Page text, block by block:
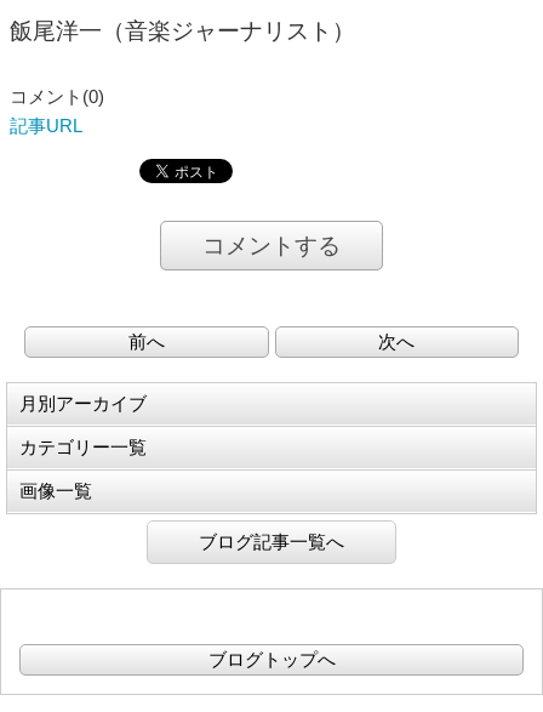
飯尾洋一（音楽ジャーナリスト）
コメント(0)
記事URL
コメントする
前へ 次へ
月別アーカイブ
カテゴリー一覧
画像一覧
ブログ記事一覧へ
ブログトップへ